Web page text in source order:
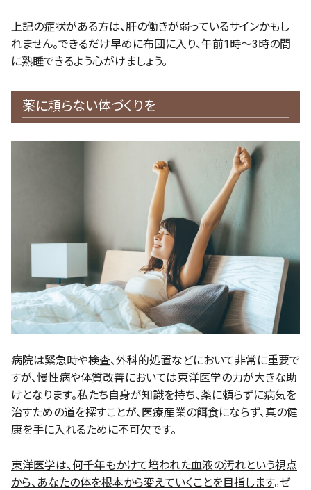
上記の症状がある方は、肝の働きが弱っているサインかもし
れません。できるだけ早めに布団に入り、午前1時〜3時の間
に熟睡できるよう心がけましょう。
薬に頼らない体づくりを
病院は緊急時や検査、外科的処置などにおいて非常に重要で
すが、慢性病や体質改善においては東洋医学の力が大きな助
けとなります。私たち自身が知識を持ち、薬に頼らずに病気を
治すための道を探すことが、医療産業の餌食にならず、真の健
康を手に入れるために不可欠です。
東洋医学は、何千年もかけて培われた血液の汚れという視点
から、あなたの体を根本から変えていくことを目指します。ぜ